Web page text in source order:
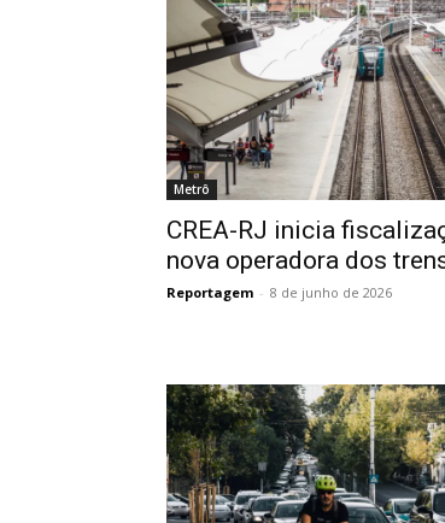
Metrô
CREA-RJ inicia
nova operadora dos
Reportagem - 8 de junho de 2026